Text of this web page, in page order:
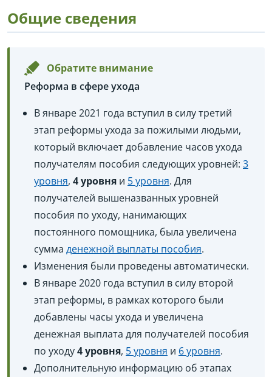
Общие сведения
Обратите внимание
Реформа в сфере ухода
В январе 2021 года вступил в силу третий
этап реформы ухода за пожилыми людьми,
который включает добавление часов ухода
получателям пособия следующих уровней: 3
уровня, 4 уровня и 5 уровня. Для
получателей вышеназванных уровней
пособия по уходу, нанимающих
постоянного помощника, была увеличена
сумма денежной выплаты пособия.
Изменения были проведены автоматически.
В январе 2020 года вступил в силу второй
этап реформы, в рамках которого были
добавлены часы ухода и увеличена
денежная выплата для получателей пособия
по уходу4 уровня, 5 уровня и 6 уровня.
Дополнительную информацию об этапах